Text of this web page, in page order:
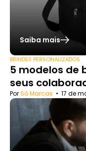
Saiba mais
BRINDES PERSONALIZADOS
5 modelos de
seus
PorSó Marcas • 17 de